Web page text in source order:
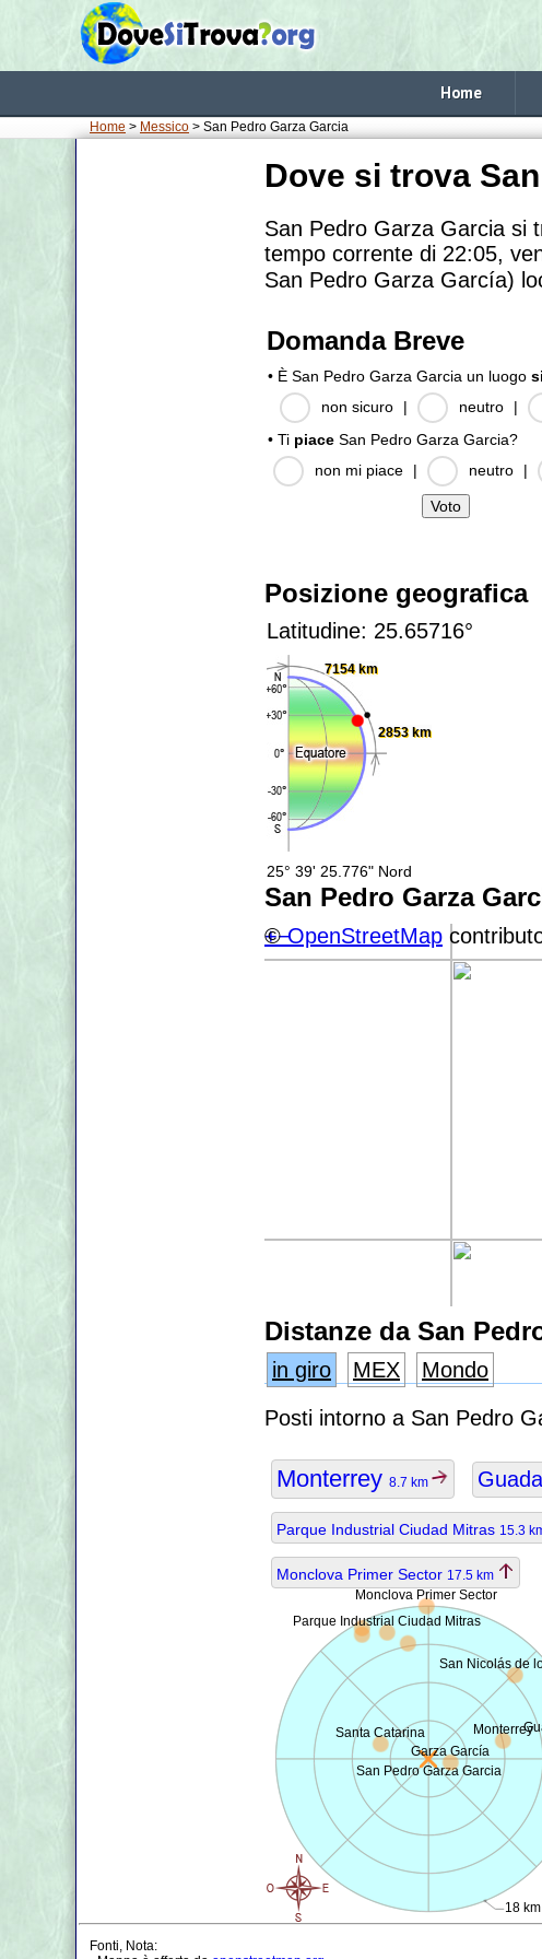
Home
Home > Messico > San Pedro Garza Garcia
Dove si trova
San Pedro Garza Garcia si
tempo corrente di 22:05,
San Pedro Garza García)
Domanda Breve
• È San Pedro Garza Garcia un luogo
non sicuro
| neutro |
• Ti piace San Pedro Garza Garcia?
non mi piace
| neutro |
Posizione geografica
Latitudine: 25.65716°
7154 km
2853 km
25° 39' 25.776" Nord
San Pedro Garza
+−
©OpenStreetMap
Distanze da San
in giro MEX
Mondo
Posti intorno a San Pedro
Monterrey 8.7 km
Parque Industrial Ciudad Mitras 15.3
Monclova Primer Sector 17.5 km
San Pedro Garza Garcia
18 km
Monterrey
San Nicolás de
Santa Catarina
Garza García
Parque Industrial Ciudad Mitras
Monclova Primer Sector
Fonti, Nota: